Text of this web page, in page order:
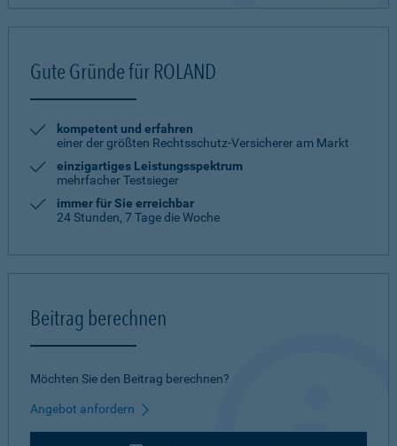
Gute Gründe für ROLAND
kompetent und erfahren
einer der größten Rechtsschutz-Versicherer am Markt
einzigartiges Leistungsspektrum
mehrfacher Testsieger
immer für Sie erreichbar
24 Stunden, 7 Tage die Woche
Beitrag berechnen
Möchten Sie den Beitrag berechnen?
Angebot anfordern